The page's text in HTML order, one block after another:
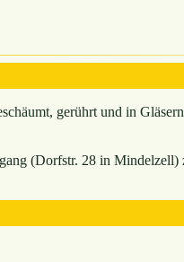
gerührt und in Gläsern
(Dorfstr. 28 in Mindelzell)